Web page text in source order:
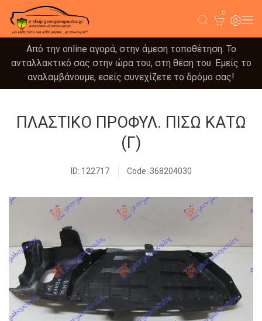
0
Από την online αγορά, στην άμεση τοποθέτηση. Το
ανταλλακτικό σας στην ώρα του, στη θέση του. Εμείς το
αναλαμβάνουμε, εσείς συνεχίζετε το δρόμο σας!
ΠΛΑΣΤΙΚΟ ΠΡΟΦΥΛ. ΠΙΣΩ ΚΑΤΩ
(Γ)
ID: 122717 Code: 368204030